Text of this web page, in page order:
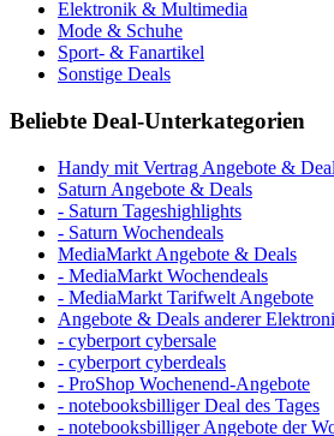
Elektronik & Multimedia
Mode & Schuhe
Sport- & Fanartikel
Sonstige Deals
Beliebte Deal-Unterkategorien
Handy mit Vertrag Angebote &
Saturn Angebote & Deals
- Saturn Tageshighlights
- Saturn Wochendeals
MediaMarkt Angebote & Deals
- MediaMarkt Wochendeals
- MediaMarkt Tarifwelt Angebote
Angebote & Deals anderer
- cyberport cybersale
- cyberport cyberdeals
- ProShop Wochenend-Angebote
- notebooksbilliger Deal des Tages
- notebooksbilliger Angebote der